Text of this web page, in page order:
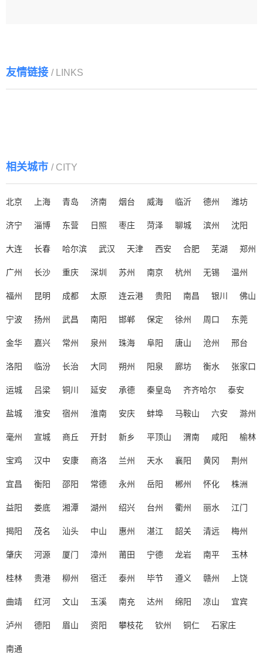
友情链接 / LINKS
相关城市 / CITY
北京 上海 青岛 济南 烟台 威海 临沂 德州 潍坊
济宁 淄博 东营 日照 枣庄 菏泽 聊城 滨州 沈阳
大连 长春 哈尔滨 武汉 天津 西安 合肥 芜湖 郑州
广州 长沙 重庆 深圳 苏州 南京 杭州 无锡 温州
福州 昆明 成都 太原 连云港 贵阳 南昌 银川 佛山
宁波 扬州 武昌 南阳 邯郸 保定 徐州 周口 东莞
金华 嘉兴 常州 泉州 珠海 阜阳 唐山 沧州 邢台
洛阳 临汾 长治 大同 朔州 阳泉 廊坊 衡水 张家口
运城 吕梁 铜川 延安 承德 秦皇岛 齐齐哈尔 泰安
盐城 淮安 宿州 淮南 安庆 蚌埠 马鞍山 六安 滁州
毫州 宣城 商丘 开封 新乡 平顶山 渭南 咸阳 榆林
宝鸡 汉中 安康 商洛 兰州 天水 襄阳 黄冈 荆州
宜昌 衡阳 邵阳 常德 永州 岳阳 郴州 怀化 株洲
益阳 娄底 湘潭 湖州 绍兴 台州 衢州 丽水 江门
揭阳 茂名 汕头 中山 惠州 湛江 韶关 清远 梅州
肇庆 河源 厦门 漳州 莆田 宁德 龙岩 南平 玉林
桂林 贵港 柳州 宿迁 泰州 毕节 遵义 赣州 上饶
曲靖 红河 文山 玉溪 南充 达州 绵阳 凉山 宜宾
泸州 德阳 眉山 资阳 攀枝花 钦州 铜仁 石家庄
南通